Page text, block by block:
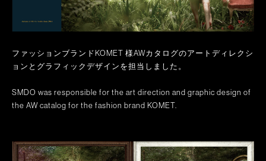
ファッションブランドKOMET 様AWカタログのアートディレクシ
ョンとグラフィックデザインを担当しました。
SMDO was responsible for the art direction and graphic design of
the AW catalog for the fashion brand KOMET.